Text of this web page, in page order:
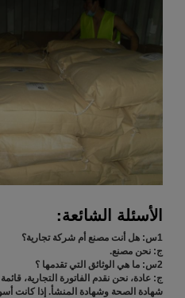
الأسئلة الشائعة:
1س: هل أنت مصنع أم شركة تجارية؟
ج: نحن مصنع.
2س: ما هي الوثائق التي تقدمها ؟
شهادة الصحة وشهادة المنشأ. إذا كانت